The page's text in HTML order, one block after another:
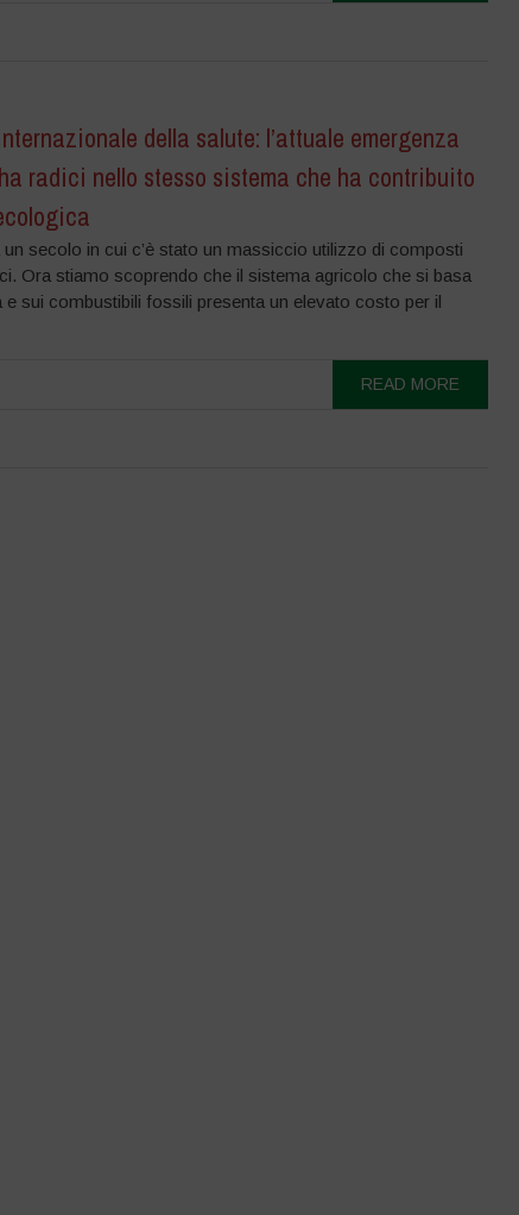
della salute: l’attuale emergenza
radici nello stesso sistema che ha contribuito
un secolo in cui c’è stato un massiccio utilizzo di composti
Ora stiamo scoprendo che il sistema agricolo che si basa
e sui combustibili fossili presenta un elevato costo per il
READ MORE